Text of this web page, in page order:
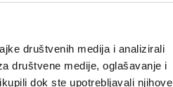
društvenih medija i analizirali
društvene medije, oglašavanje i
dok ste upotrebljavali njihove